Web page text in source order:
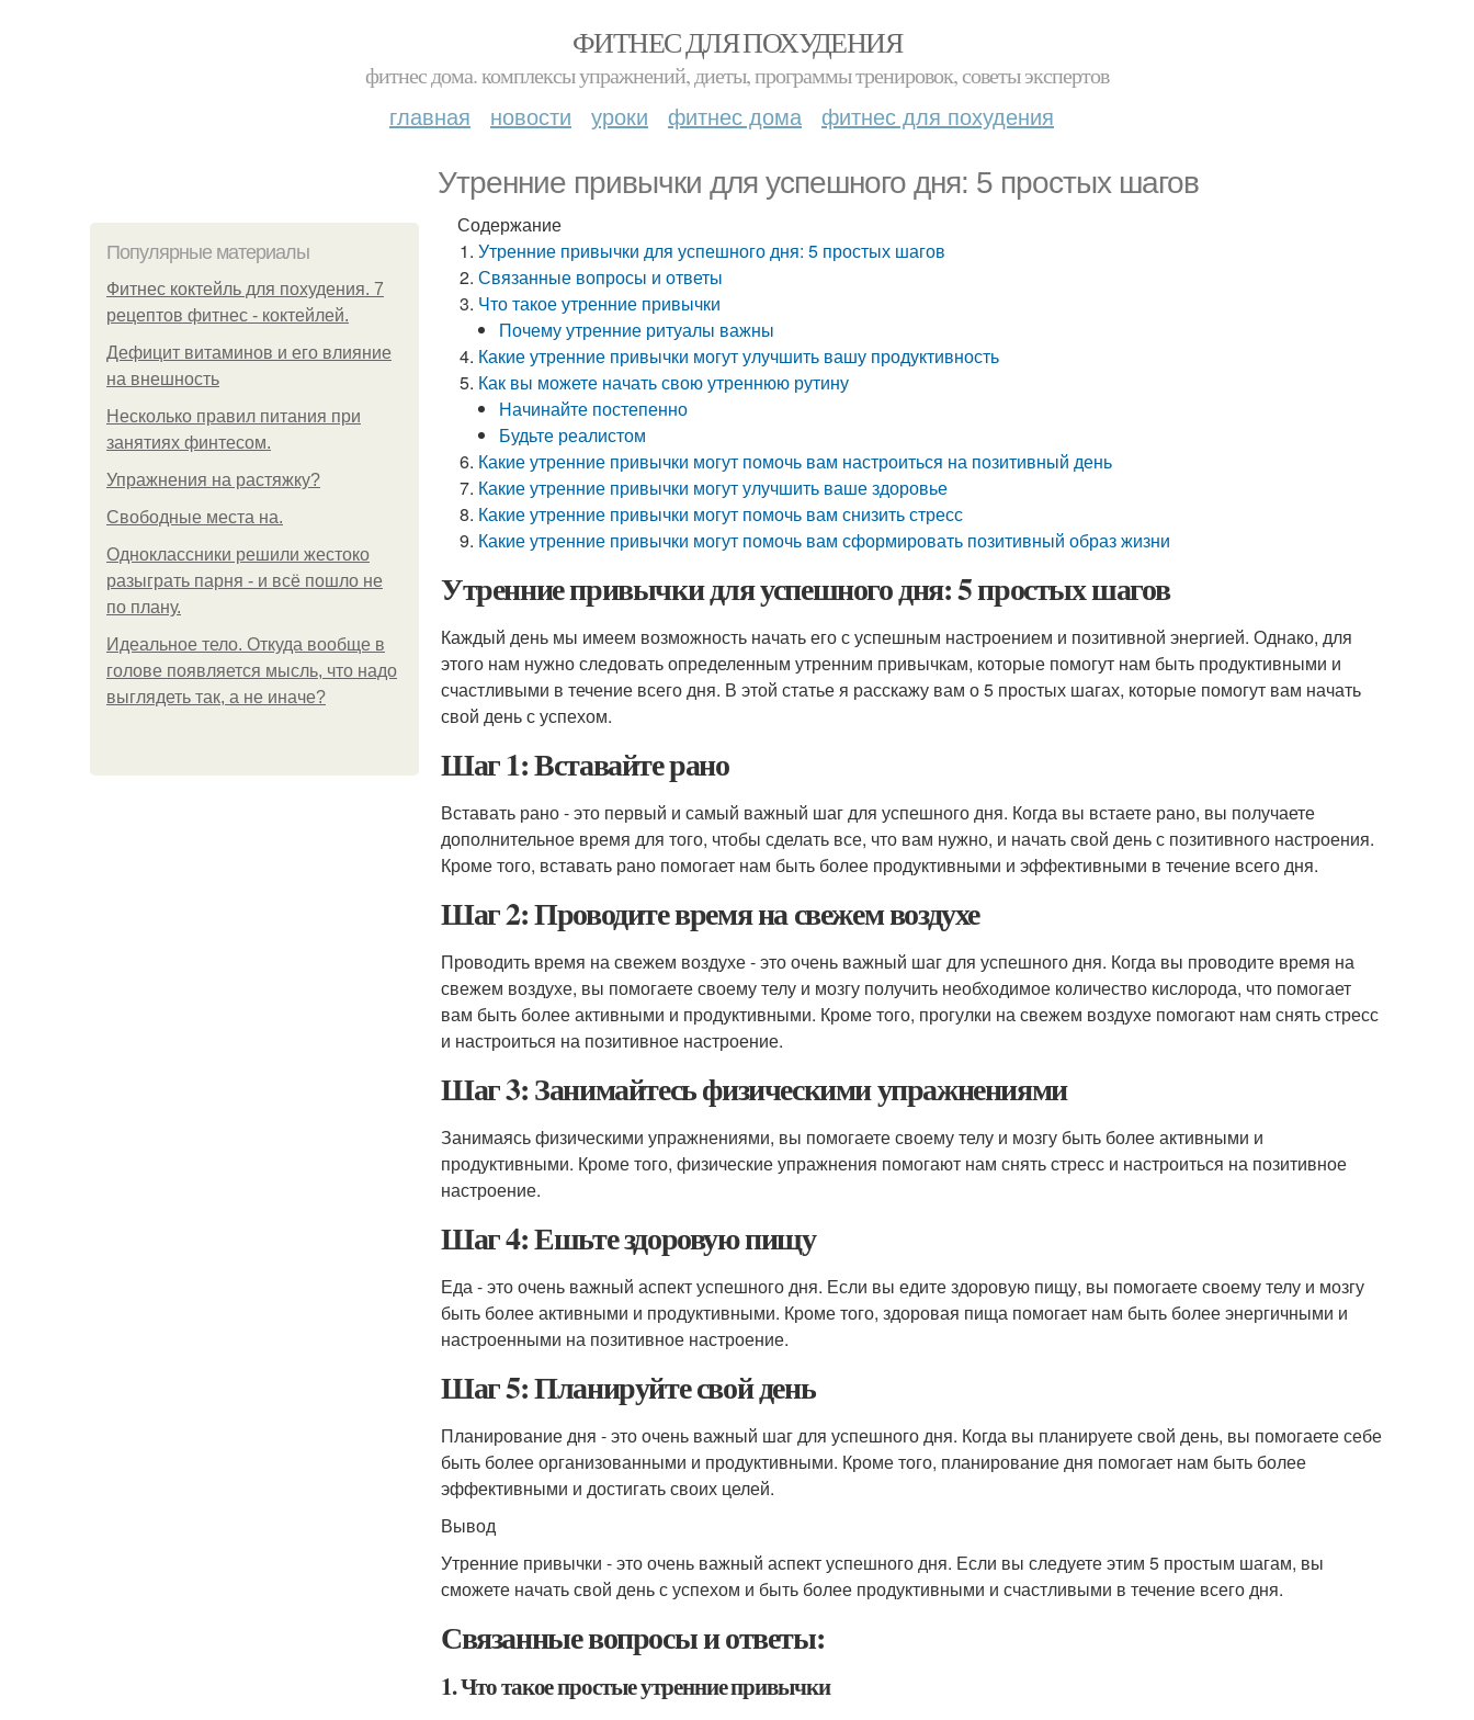
ФИТНЕС ДЛЯ ПОХУДЕНИЯ
фитнес дома. комплексы упражнений, диеты, программы тренировок, советы экспертов
главная новости уроки фитнес дома фитнес для похудения
Утренние привычки для успешного дня: 5 простых шагов
Популярные материалы
Фитнес коктейль для похудения. 7
рецептов фитнес - коктейлей.
Дефицит витаминов и его влияние
на внешность
Несколько правил питания при
занятиях финтесом.
Упражнения на растяжку?
Свободные места на.
Одноклассники решили жестоко
разыграть парня - и всё пошло не
по плану.
Идеальное тело. Откуда вообще в
голове появляется мысль, что надо
выглядеть так, а не иначе?
Содержание
Утренние привычки для успешного дня: 5 простых шагов
Связанные вопросы и ответы
Что такое утренние привычки
Почему утренние ритуалы важны
Какие утренние привычки могут улучшить вашу продуктивность
Как вы можете начать свою утреннюю рутину
Начинайте постепенно
Будьте реалистом
Какие утренние привычки могут помочь вам настроиться на позитивный день
Какие утренние привычки могут улучшить ваше здоровье
Какие утренние привычки могут помочь вам снизить стресс
Какие утренние привычки могут помочь вам сформировать позитивный образ жизни
Утренние привычки для успешного дня: 5 простых шагов
Каждый день мы имеем возможность начать его с успешным настроением и позитивной энергией. Однако, для
этого нам нужно следовать определенным утренним привычкам, которые помогут нам быть продуктивными и
счастливыми в течение всего дня. В этой статье я расскажу вам о 5 простых шагах, которые помогут вам начать
свой день с успехом.
Шаг 1: Вставайте рано
Вставать рано - это первый и самый важный шаг для успешного дня. Когда вы встаете рано, вы получаете
дополнительное время для того, чтобы сделать все, что вам нужно, и начать свой день с позитивного настроения.
Кроме того, вставать рано помогает нам быть более продуктивными и эффективными в течение всего дня.
Шаг 2: Проводите время на свежем воздухе
Проводить время на свежем воздухе - это очень важный шаг для успешного дня. Когда вы проводите время на
свежем воздухе, вы помогаете своему телу и мозгу получить необходимое количество кислорода, что помогает
вам быть более активными и продуктивными. Кроме того, прогулки на свежем воздухе помогают нам снять стресс
и настроиться на позитивное настроение.
Шаг 3: Занимайтесь физическими упражнениями
Занимаясь физическими упражнениями, вы помогаете своему телу и мозгу быть более активными и
продуктивными. Кроме того, физические упражнения помогают нам снять стресс и настроиться на позитивное
настроение.
Шаг 4: Ешьте здоровую пищу
Еда - это очень важный аспект успешного дня. Если вы едите здоровую пищу, вы помогаете своему телу и мозгу
быть более активными и продуктивными. Кроме того, здоровая пища помогает нам быть более энергичными и
настроенными на позитивное настроение.
Шаг 5: Планируйте свой день
Планирование дня - это очень важный шаг для успешного дня. Когда вы планируете свой день, вы помогаете себе
быть более организованными и продуктивными. Кроме того, планирование дня помогает нам быть более
эффективными и достигать своих целей.
Вывод
Утренние привычки - это очень важный аспект успешного дня. Если вы следуете этим 5 простым шагам, вы
сможете начать свой день с успехом и быть более продуктивными и счастливыми в течение всего дня.
Связанные вопросы и ответы:
1. Что такое простые утренние привычки